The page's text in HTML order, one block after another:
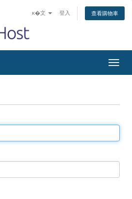
ĸ�文 登入 查看購物車
切
換